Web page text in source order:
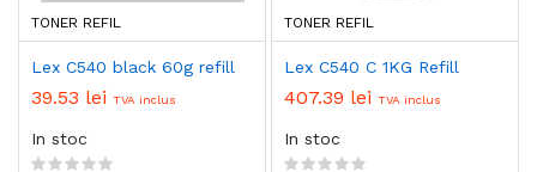
TONER REFIL
Lex C540 black 60g refill
39.53 lei TVA inclus
In stoc
TONER REFIL
Lex C540 C 1KG Refill
407.39 lei TVA inclus
In stoc